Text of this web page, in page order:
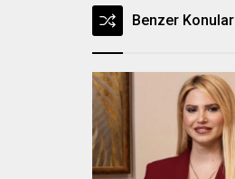
Benzer Konular